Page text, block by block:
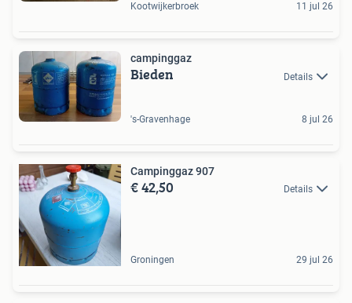
Kootwijkerbroek 11 jul 26
campinggaz
Bieden Details
's-Gravenhage 8 jul 26
Campinggaz 907
€ 42,50 Details
Groningen 29 jul 26